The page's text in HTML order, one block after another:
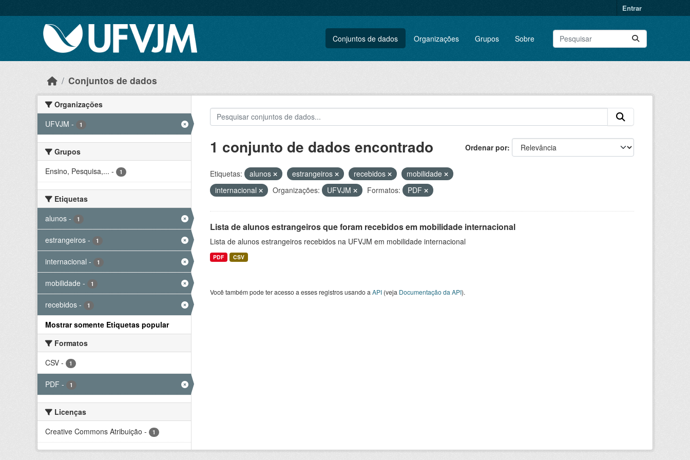
Entrar
Conjuntos de dados Organizações Grupos Sobre
Conjuntos de dados
Organizações
UFVJM - 1
Grupos
Ensino, Pesquisa,... - 1
Etiquetas
alunos - 1
estrangeiros - 1
internacional - 1
mobilidade - 1
recebidos - 1
Mostrar somente Etiquetas popular
Formatos
CSV - 1
PDF - 1
Licenças
Creative Commons Atribuição - 1
Ordenar por
1 conjunto de dados encontrado
Etiquetas: alunos estrangeiros recebidos
mobilidade
internacional
Organizações: UFVJM Formatos: PDF
Lista de alunos estrangeiros que foram recebidos em mobilidade internacional
Lista de alunos estrangeiros recebidos na UFVJM em mobilidade internacional
PDF CSV
Você também pode ter acesso a esses registros usando a API(veja Documentação da API).